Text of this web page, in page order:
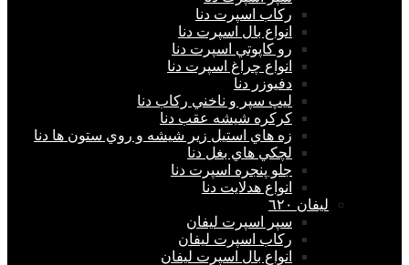
ركاب اسپرت دنا
انواع بال اسپرت دنا
رو كاپوتي اسپرت دنا
انواع چراغ اسپرت دنا
دفيوزر دنا
ليپ سپر و ناخني ركاب دنا
كركره شيشه عقب دنا
زه هاي استيل زير شيشه و روي ستون ها دنا
لچكي هاي بغل دنا
جلو پنجره اسپرت دنا
انواع هدلايت دنا
ليفان ٦٢٠
سپر اسپرت ليفان
ركاب اسپرت ليفان
انواع بال اسپرت ليفان